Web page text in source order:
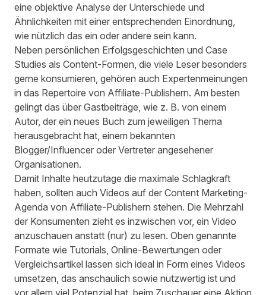
eine objektive Analyse der Unterschiede und
Ähnlichkeiten mit einer entsprechenden Einordnung,
wie nützlich das ein oder andere sein kann.
Neben persönlichen Erfolgsgeschichten und Case
Studies als Content-Formen, die viele Leser besonders
gerne konsumieren, gehören auch Expertenmeinungen
in das Repertoire von Affiliate-Publishern. Am besten
gelingt das über Gastbeiträge, wie z. B. von einem
Autor, der ein neues Buch zum jeweiligen Thema
herausgebracht hat, einem bekannten
Blogger/Influencer oder Vertreter angesehener
Organisationen.
Damit Inhalte heutzutage die maximale Schlagkraft
haben, sollten auch Videos auf der Content Marketing-
Agenda von Affiliate-Publishern stehen. Die Mehrzahl
der Konsumenten zieht es inzwischen vor, ein Video
anzuschauen anstatt (nur) zu lesen. Oben genannte
Formate wie Tutorials, Online-Bewertungen oder
Vergleichsartikel lassen sich ideal in Form eines Videos
umsetzen, das anschaulich sowie nutzwertig ist und